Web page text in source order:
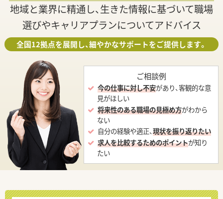
地域と業界に精通し、生きた情報に基づいて職場
選びやキャリアプランについてアドバイス
全国12拠点を展開し、細やかなサポートをご提供します。
ご相談例
今の仕事に対し不安があり、客観的な意
見がほしい
将来性のある職場の見極め方がわから
ない
自分の経験や適正、現状を振り返りたい
求人を比較するためのポイントが知り
たい